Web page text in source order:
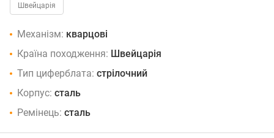
Швейцарія
Механізм: кварцові
Країна походження: Швейцарія
Тип циферблата: стрілочний
Корпус: сталь
Ремінець: сталь